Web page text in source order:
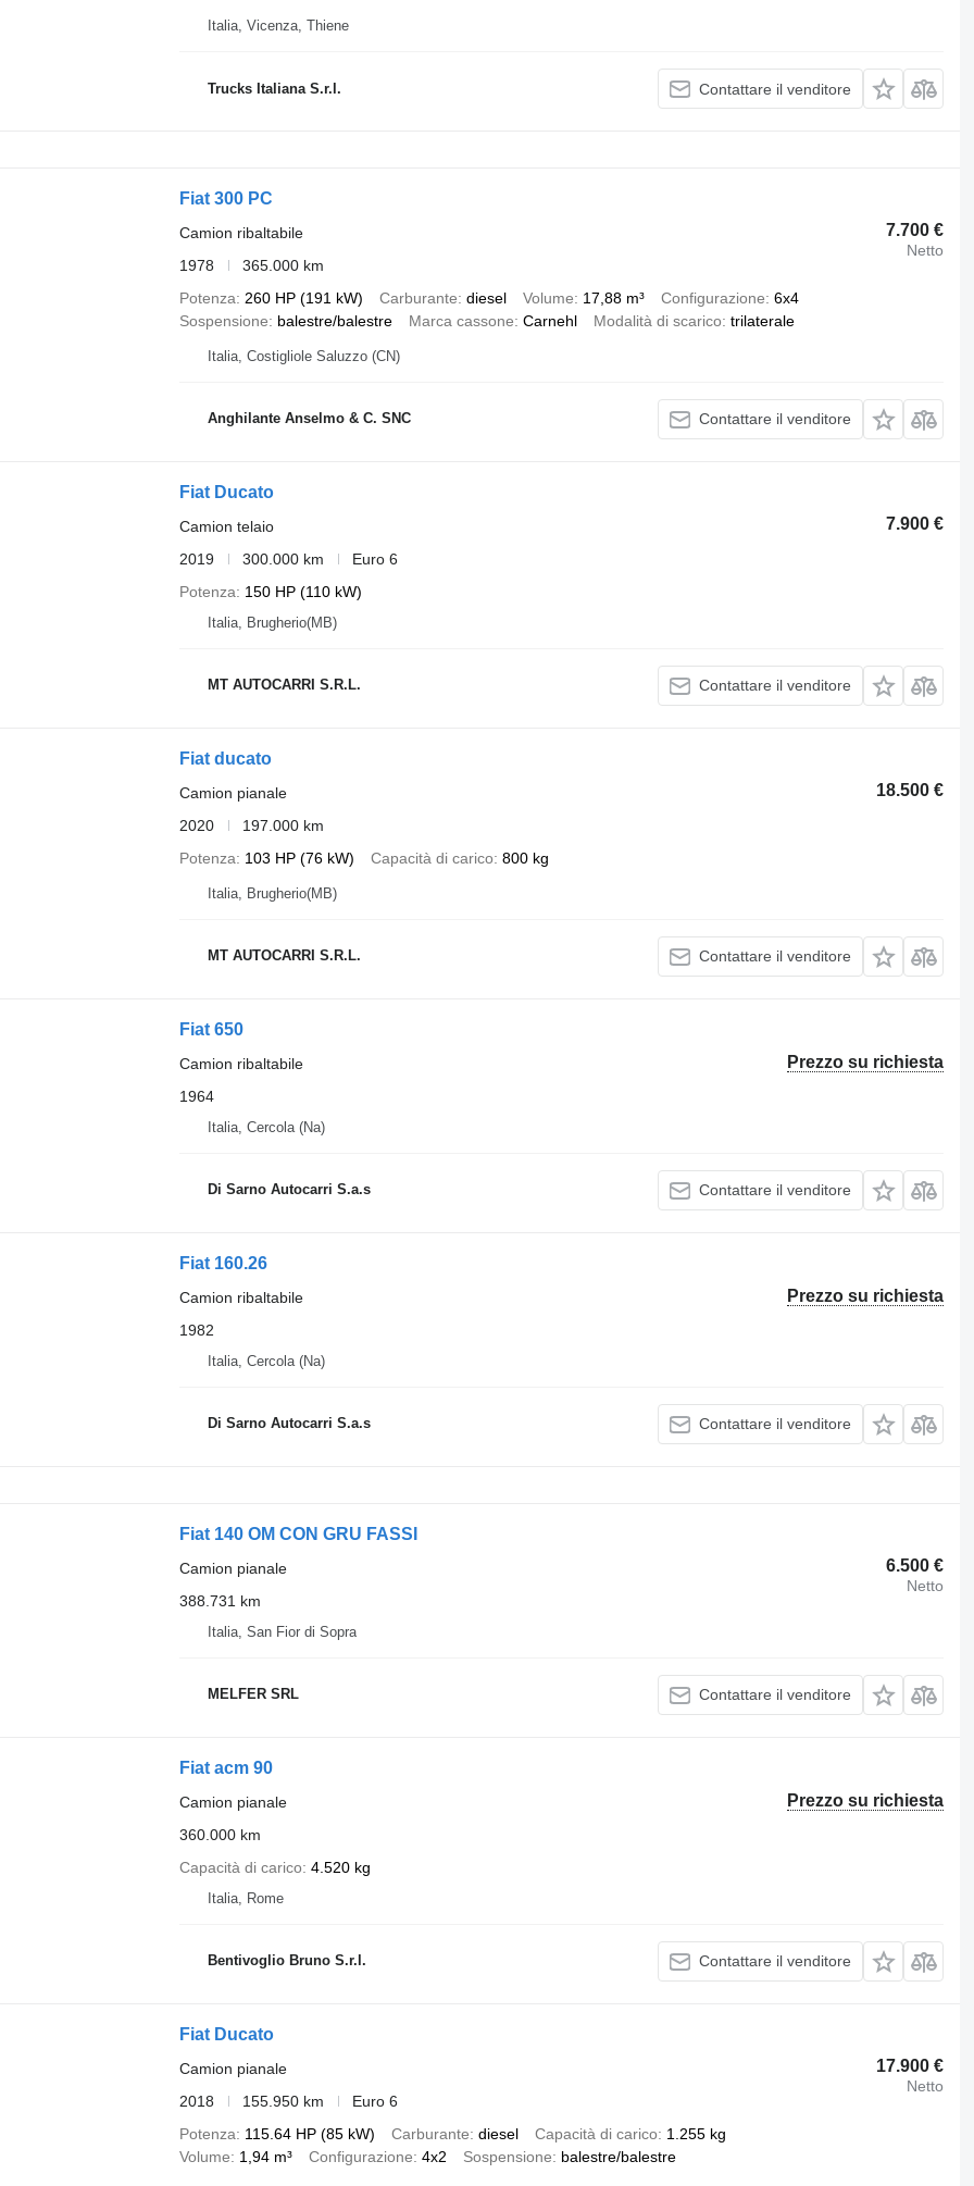
Italia, Vicenza, Thiene
Trucks Italiana S.r.l. Contattare il venditore
Fiat 300 PC
7.700 €
Netto
Camion ribaltabile
1978
365.000 km
Potenza
260 HP (191 kW) Carburante diesel Volume 17,88 m³ Configurazione 6x4
Sospensione
balestre/balestre Marca cassone Carnehl Modalità di scarico trilaterale
Italia, Costigliole Saluzzo (CN)
Anghilante Anselmo & C. SNC Contattare il venditore
Fiat Ducato
7.900 €
Camion telaio
2019
300.000 km
Euro 6
Potenza
150 HP (110 kW)
Italia, Brugherio(MB)
MT AUTOCARRI S.R.L. Contattare il venditore
Fiat ducato
18.500 €
Camion pianale
2020
197.000 km
Potenza
103 HP (76 kW) Capacità di carico 800 kg
Italia, Brugherio(MB)
MT AUTOCARRI S.R.L. Contattare il venditore
Fiat 650
Prezzo su richiesta
Camion ribaltabile
1964
Italia, Cercola (Na)
Di Sarno Autocarri S.a.s Contattare il venditore
Fiat 160.26
Prezzo su richiesta
Camion ribaltabile
1982
Italia, Cercola (Na)
Di Sarno Autocarri S.a.s Contattare il venditore
Fiat 140 OM CON GRU FASSI
6.500 €
Netto
Camion pianale
388.731 km
Italia, San Fior di Sopra
MELFER SRL Contattare il venditore
Fiat acm 90
Prezzo su richiesta
Camion pianale
360.000 km
Capacità di carico 4.520 kg
Italia, Rome
Bentivoglio Bruno S.r.l. Contattare il venditore
Fiat Ducato
17.900 €
Netto
Camion pianale
2018
155.950 km
Euro 6
Potenza
115.64 HP (85 kW) Carburante diesel Capacità di carico
1.255 kg
Volume
1,94 m³ Configurazione 4x2 Sospensione balestre/balestre